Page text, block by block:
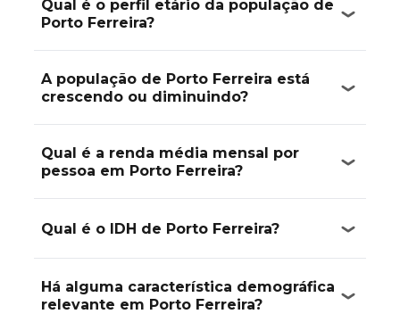
Qual é o perfil etário da população de
Porto Ferreira?
A população de Porto Ferreira está
crescendo ou diminuindo?
Qual é a renda média mensal por
pessoa em Porto Ferreira?
Qual é o IDH de Porto Ferreira?
Há alguma característica demográfica
relevante em Porto Ferreira?